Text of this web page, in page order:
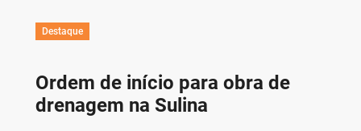
Destaque
Ordem de início para obra de
drenagem na Sulina